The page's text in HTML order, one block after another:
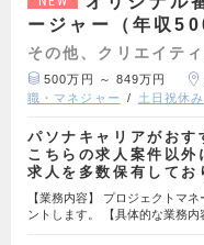
ージャー（年収
その他、クリエイテ
500万円 ～ 849万円
職・マネジャー
土日祝休み
パソナキャリアがおす
こちらの求人案件以外
求人を多数保有して
【業務内容】 プロジェクトマ
ントします。 【具体的な業務